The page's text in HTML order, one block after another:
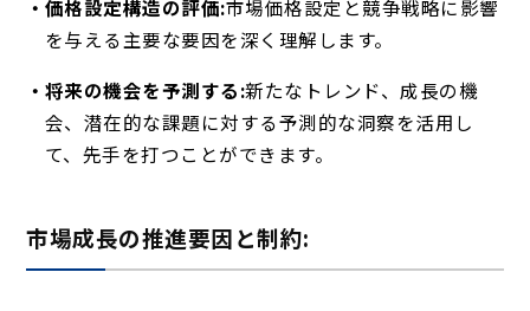
価格設定構造の評価:市場価格設定と競争戦略に影響
を与える主要な要因を深く理解します。
将来の機会を予測する:新たなトレンド、成長の機
会、潜在的な課題に対する予測的な洞察を活用し
て、先手を打つことができます。
市場成長の推進要因と制約: